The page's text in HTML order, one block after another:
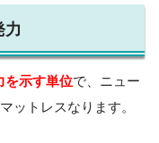
力
を示す単位で、ニュー
ットレスなります。